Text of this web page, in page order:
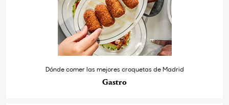
Dónde comer las mejores croquetas de Madrid
Gastro